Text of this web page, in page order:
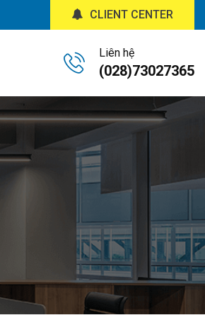
CLIENT CENTER
Liên hệ
(028)73027365